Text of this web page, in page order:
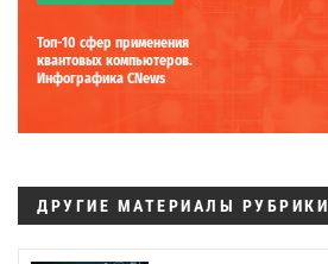
Топ-10 сфер применения
квантовых компьютеров.
Инфографика CNews
ДРУГИЕ МАТЕРИАЛЫ РУБРИКИ